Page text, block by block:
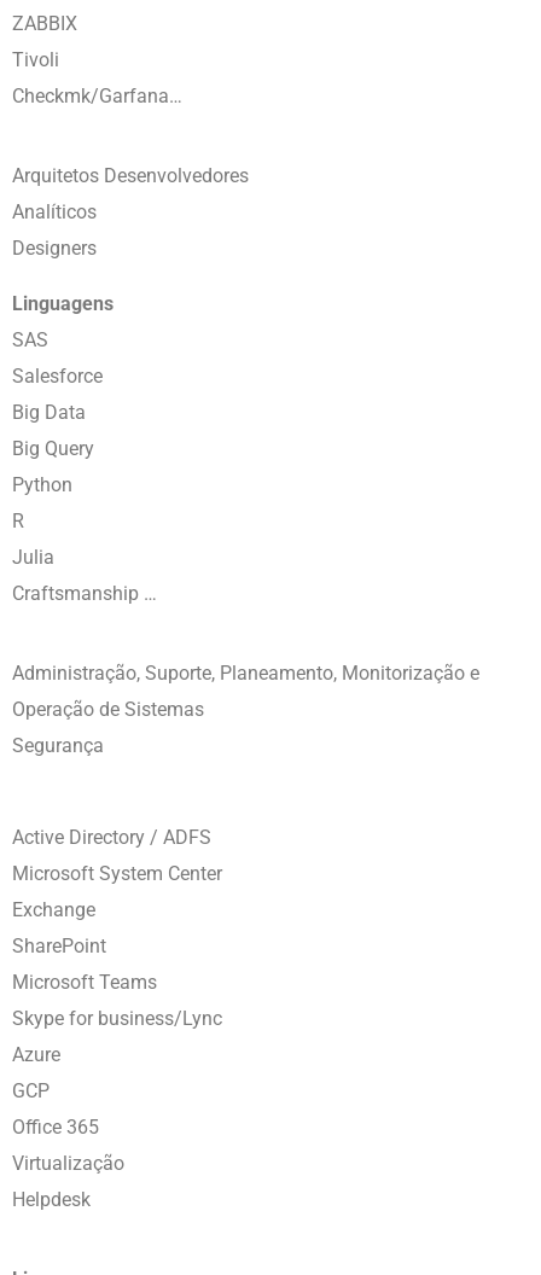
ZABBIX
Tivoli
Checkmk/Garfana…
Arquitetos Desenvolvedores
Analíticos
Designers
Linguagens
SAS
Salesforce
Big Data
Big Query
Python
R
Julia
Craftsmanship …
Administração, Suporte, Planeamento, Monitorização e
Operação de Sistemas
Segurança
Active Directory / ADFS
Microsoft System Center
Exchange
SharePoint
Microsoft Teams
Skype for business/Lync
Azure
GCP
Office 365
Virtualização
Helpdesk